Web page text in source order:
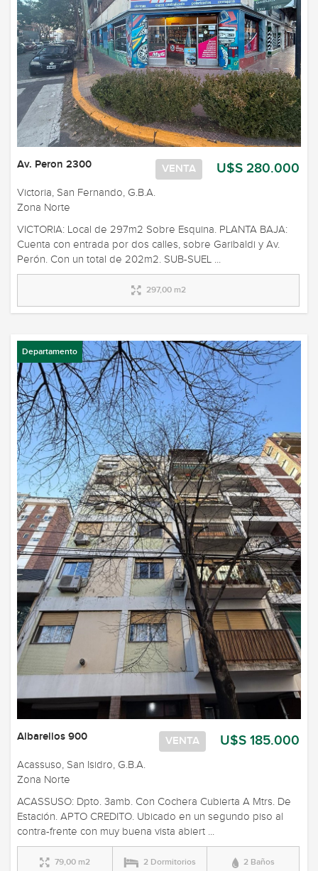
U$S 280.000
VENTA
Av. Peron 2300
Victoria, San Fernando, G.B.A.
Zona Norte
VICTORIA: Local de 297m2 Sobre Esquina. PLANTA BAJA:
Cuenta con entrada por dos calles, sobre Garibaldi y Av.
Perón. Con un total de 202m2. SUB-SUEL ...
297,00 m2
Departamento
U$S 185.000
VENTA
Albarellos 900
Acassuso, San Isidro, G.B.A.
Zona Norte
ACASSUSO: Dpto. 3amb. Con Cochera Cubierta A Mtrs. De
Estación. APTO CREDITO. Ubicado en un segundo piso al
contra-frente con muy buena vista abiert ...
79,00 m2 2 Dormitorios 2 Baños